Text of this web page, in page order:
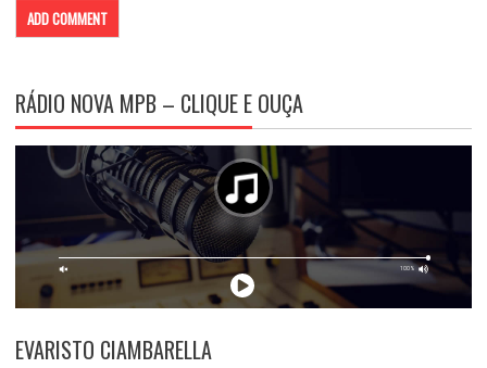
RÁDIO NOVA MPB – CLIQUE E OUÇA
EVARISTO CIAMBARELLA